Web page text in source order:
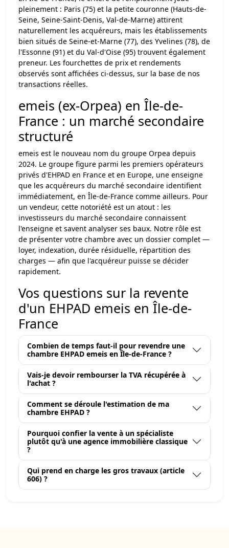
pleinement : Paris (75) et la petite couronne (Hauts-de-
Seine, Seine-Saint-Denis, Val-de-Marne) attirent
naturellement les acquéreurs, mais les établissements
bien situés de Seine-et-Marne (77), des Yvelines (78), de
l'Essonne (91) et du Val-d'Oise (95) trouvent également
preneur. Les fourchettes de prix et rendements
observés sont affichées ci-dessus, sur la base de nos
transactions réelles.
emeis (ex-Orpea) en Île-de-
France : un marché secondaire
structuré
emeis est le nouveau nom du groupe Orpea depuis
2024. Le groupe figure parmi les premiers opérateurs
privés d'EHPAD en France et en Europe, une enseigne
que les acquéreurs du marché secondaire identifient
immédiatement, en Île-de-France comme ailleurs. Pour
un vendeur, cette notoriété est un atout : les
investisseurs du marché secondaire connaissent
l'enseigne et savent analyser ses baux. Notre rôle est
de présenter votre chambre avec un dossier complet —
loyer, indexation, durée résiduelle, répartition des
charges — afin que l'acquéreur puisse se décider
rapidement.
Vos questions sur la revente
d'un EHPAD emeis en Île-de-
France
Combien de temps faut-il pour revendre une
chambre EHPAD emeis en Île-de-France ?
Vais-je devoir rembourser la TVA récupérée à
l'achat ?
Comment se déroule l'estimation de ma
chambre EHPAD ?
Pourquoi confier la vente à un spécialiste
plutôt qu'à une agence immobilière classique
?
Qui prend en charge les gros travaux (article
606) ?